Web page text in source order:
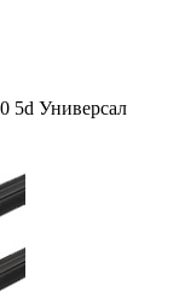
5d Универсал